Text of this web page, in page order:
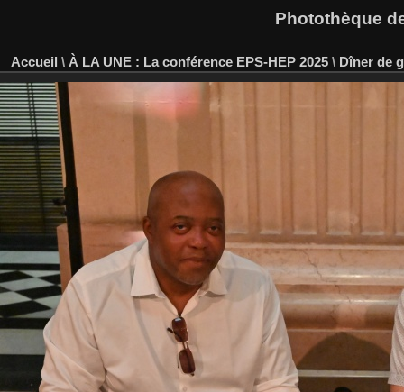
Photothèque
Accueil \ À LA UNE : La conférence EPS-HEP 2025 \ Dîner de